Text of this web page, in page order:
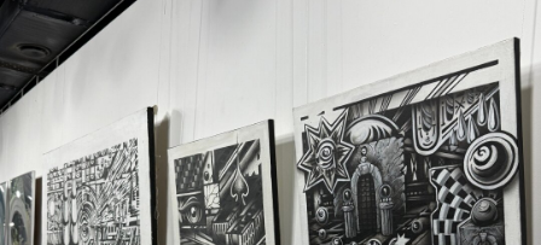
Выставка «Эхо ремесла» в пространстве «Арт